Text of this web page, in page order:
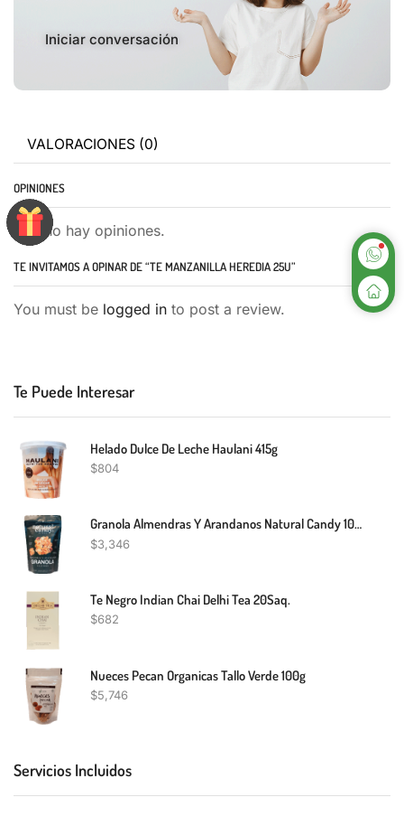
Iniciar conversación
VALORACIONES (0)
OPINIONES
Aún no hay opiniones.
TE INVITAMOS A OPINAR DE “TE MANZANILLA HEREDIA 25U”
You must be logged in to post a review.
Te Puede Interesar
Helado Dulce De Leche Haulani 415g
$804
Granola Almendras Y Arandanos Natural Candy 100G
$3,346
Te Negro Indian Chai Delhi Tea 20Saq.
$682
Nueces Pecan Organicas Tallo Verde 100g
$5,746
Servicios Incluidos